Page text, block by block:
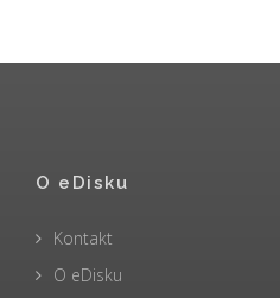
O eDisku
Kontakt
O eDisku